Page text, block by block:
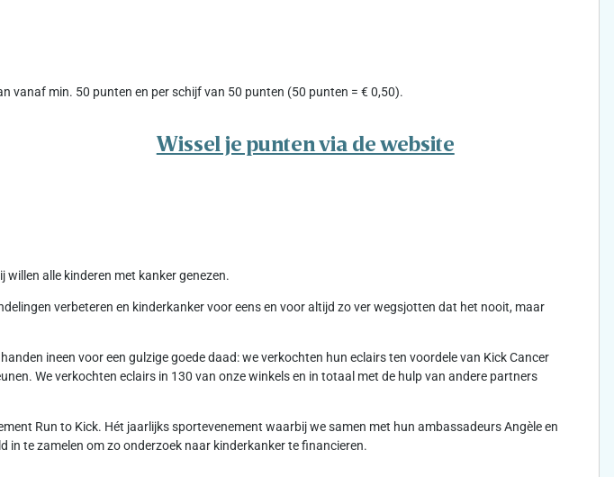
vanaf min. 50 punten en per schijf van 50 punten (50 punten = € 0,50).
Wissel je punten via de website
willen alle kinderen met kanker genezen.
verbeteren en kinderkanker voor eens en voor altijd zo ver wegsjotten dat het nooit, maar
ineen voor een gulzige goede daad: we verkochten hun eclairs ten voordele van Kick Cancer
We verkochten eclairs in 130 van onze winkels en in totaal met de hulp van andere partners
Run to Kick. Hét jaarlijks sportevenement waarbij we samen met hun ambassadeurs Angèle en
in te zamelen om zo onderzoek naar kinderkanker te financieren.